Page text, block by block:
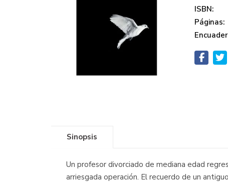
ISBN:
Páginas:
Sinopsis
Un profesor divorciado de mediana edad
arriesgada operación. El recuerdo de un